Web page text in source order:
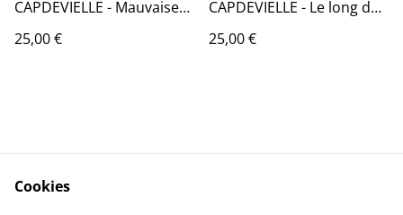
CAPDEVIELLE - Mauvaises
25,00 €
CAPDEVIELLE - Le long de
Audio: NM - CBS 85360
25,00 €
Cookies